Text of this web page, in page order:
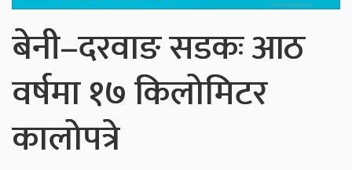
बेनी–दरवाङ सडकः आठ
वर्षमा १७ किलोमिटर
कालोपत्रे